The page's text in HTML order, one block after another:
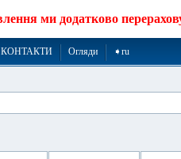
ми додатково
КОНТАКТИ Огляди ➧ru